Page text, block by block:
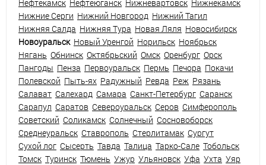
Нефтекамск Нефтеюганск Нижневартовск Нижнекамск
Нижние Серги Нижний Новгород Нижний Тагил
Нижняя Салда Нижняя Тура Новая Ляля Новосибирск
Новоуральск Новый Уренгой Норильск Ноябрьск
Нягань Обнинск Октябрьский Омск Оренбург Орск
Пангоды Пенза Первоуральск Пермь Печора Покачи
Полевской Пыть-ях Радужный Ревда Реж Рязань
Салават Салехард Самара Санкт-Петербург Саранск
Сарапул Саратов Североуральск Серов Симферополь
Советский Соликамск Солнечный Сосновоборск
Среднеуральск Ставрополь Стерлитамак Сургут
Сухой лог Сысерть Тавда Талица Тарко-Сале Тобольск
Томск Туринск Тюмень Ужур Ульяновск Уфа Ухта Уяр